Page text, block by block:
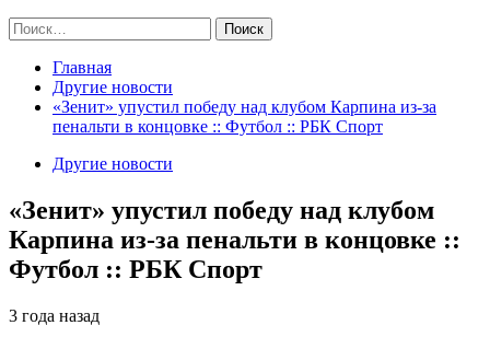
Найти:
Главная
Другие новости
«Зенит» упустил победу над клубом Карпина из-за
пенальти в концовке :: Футбол :: РБК Спорт
Другие новости
«Зенит» упустил победу над клубом
Карпина из-за пенальти в концовке ::
Футбол :: РБК Спорт
3 года назад